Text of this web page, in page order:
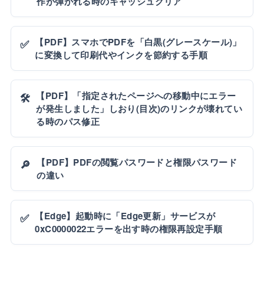
✅
【PDF】スマホでPDFを「白黒(グレースケール)」
に変換して印刷代やインクを節約する手順
🛠️
【PDF】「指定されたページへの移動中にエラー
が発生しました」しおり(目次)のリンクが壊れてい
る時のパス修正
🔎
【PDF】PDFの閲覧パスワードと権限パスワード
の違い
✅
【Edge】起動時に「Edge更新」サービスが
0xC0000022エラーを出す時の権限再設定手順